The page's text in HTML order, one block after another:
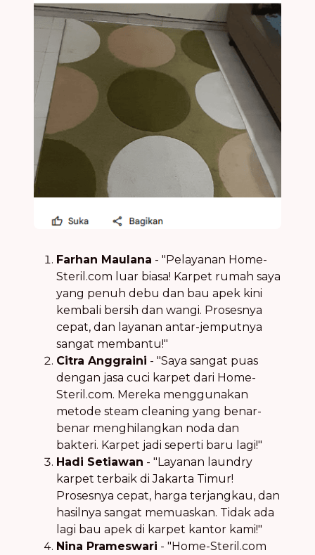
Farhan Maulana - "Pelayanan Home-
Steril.com luar biasa! Karpet rumah saya
yang penuh debu dan bau apek kini
kembali bersih dan wangi. Prosesnya
cepat, dan layanan antar-jemputnya
sangat membantu!"
Citra Anggraini - "Saya sangat puas
dengan jasa cuci karpet dari Home-
Steril.com. Mereka menggunakan
metode steam cleaning yang benar-
benar menghilangkan noda dan
bakteri. Karpet jadi seperti baru lagi!"
Hadi Setiawan - "Layanan laundry
karpet terbaik di Jakarta Timur!
Prosesnya cepat, harga terjangkau, dan
hasilnya sangat memuaskan. Tidak ada
lagi bau apek di karpet kantor kami!"
Nina Prameswari - "Home-Steril.com